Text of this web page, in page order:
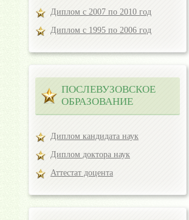
Диплом с 2007 по 2010 год
Диплом с 1995 по 2006 год
ПОСЛЕВУЗОВСКОЕ
ОБРАЗОВАНИЕ
Диплом кандидата наук
Диплом доктора наук
Аттестат доцента